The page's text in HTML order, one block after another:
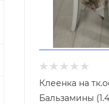
Клеенка на
Бальзамины
Клеенка "
Клеенка "
Клеенка "
Набор сетки